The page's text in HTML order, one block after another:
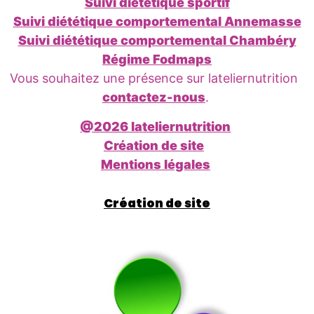
Suivi diététique comportemental Annemasse
Suivi diététique comportemental Chambéry
Régime Fodmaps
Vous souhaitez une présence sur lateliernutrition
contactez-nous.
@2026 lateliernutrition
Création de site
Mentions légales
Création de site